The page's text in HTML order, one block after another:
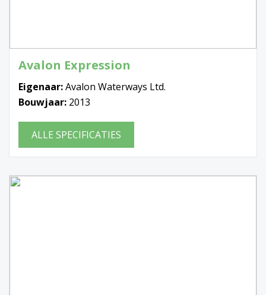
Avalon Expression
Eigenaar:Avalon Waterways Ltd.
Bouwjaar: 2013
ALLE SPECIFICATIES